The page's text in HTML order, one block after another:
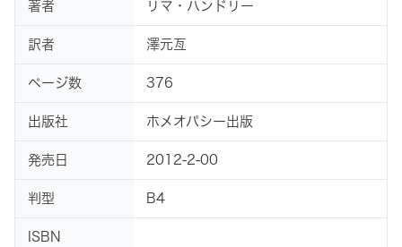
著者 リマ・ハンドリー
訳者 澤元亙
ページ数 376
出版社 ホメオパシー出版
発売日 2012-2-00
判型 B4
ISBN